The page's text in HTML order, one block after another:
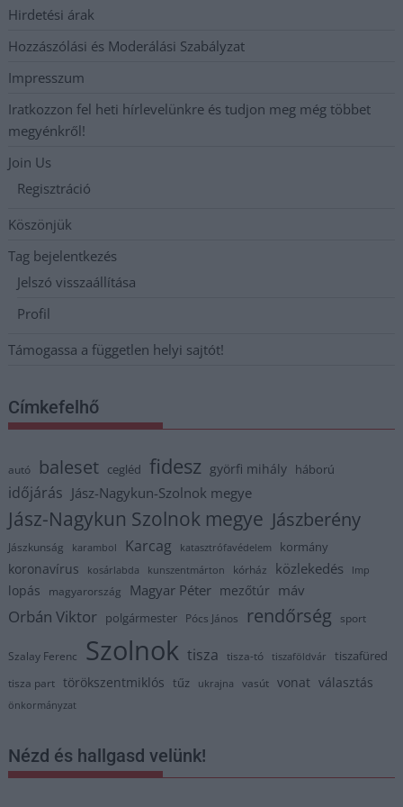
Hirdetési árak
Hozzászólási és Moderálási Szabályzat
Impresszum
Iratkozzon fel heti hírlevelünkre és tudjon meg még többet
megyénkről!
Join Us
Regisztráció
Köszönjük
Tag bejelentkezés
Jelszó visszaállítása
Profil
Támogassa a független helyi sajtót!
Címkefelhő
autó baleset cegléd fidesz györfi mihály háború
időjárás Jász-Nagykun-Szolnok megye
Jász-Nagykun Szolnok megye Jászberény
Jászkunság karambol Karcag katasztrófavédelem kormány
koronavírus kosárlabda kunszentmárton kórház közlekedés lmp
lopás magyarország Magyar Péter mezőtúr máv
Orbán Viktor polgármester Pócs János rendőrség sport
Szalay Ferenc Szolnok tisza tisza-tó tiszaföldvár tiszafüred
tisza part törökszentmiklós tűz ukrajna vasút vonat választás
önkormányzat
Nézd és hallgasd velünk!